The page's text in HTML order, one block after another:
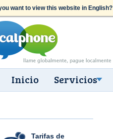
want to view this website in English?
Inicio Servicios
Tarifas de